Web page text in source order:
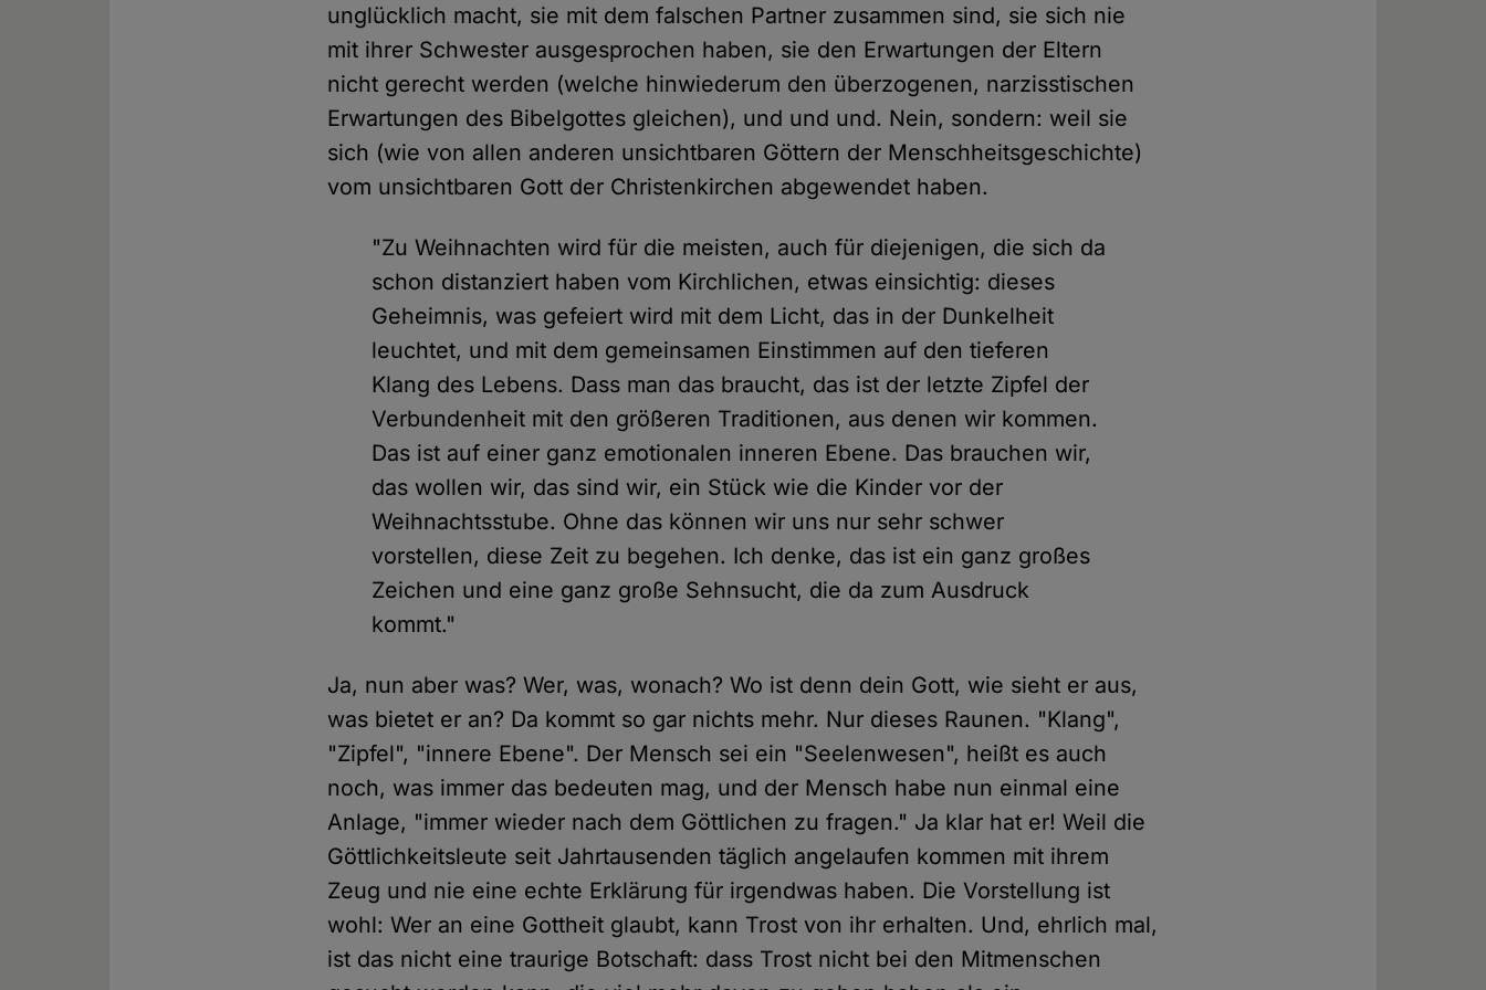
unglücklich macht, sie mit dem falschen Partner zusammen sind, sie sich nie
mit ihrer Schwester ausgesprochen haben, sie den Erwartungen der Eltern
nicht gerecht werden (welche hinwiederum den überzogenen, narzisstischen
Erwartungen des Bibelgottes gleichen), und und und. Nein, sondern: weil sie
sich (wie von allen anderen unsichtbaren Göttern der Menschheitsgeschichte)
vom unsichtbaren Gott der Christenkirchen abgewendet haben.
"Zu Weihnachten wird für die meisten, auch für diejenigen, die sich da
schon distanziert haben vom Kirchlichen, etwas einsichtig: dieses
Geheimnis, was gefeiert wird mit dem Licht, das in der Dunkelheit
leuchtet, und mit dem gemeinsamen Einstimmen auf den tieferen
Klang des Lebens. Dass man das braucht, das ist der letzte Zipfel der
Verbundenheit mit den größeren Traditionen, aus denen wir kommen.
Das ist auf einer ganz emotionalen inneren Ebene. Das brauchen wir,
das wollen wir, das sind wir, ein Stück wie die Kinder vor der
Weihnachtsstube. Ohne das können wir uns nur sehr schwer
vorstellen, diese Zeit zu begehen. Ich denke, das ist ein ganz großes
Zeichen und eine ganz große Sehnsucht, die da zum Ausdruck
kommt."
Ja, nun aber was? Wer, was, wonach? Wo ist denn dein Gott, wie sieht er aus,
was bietet er an? Da kommt so gar nichts mehr. Nur dieses Raunen. "Klang",
"Zipfel", "innere Ebene". Der Mensch sei ein "Seelenwesen", heißt es auch
noch, was immer das bedeuten mag, und der Mensch habe nun einmal eine
Anlage, "immer wieder nach dem Göttlichen zu fragen." Ja klar hat er! Weil die
Göttlichkeitsleute seit Jahrtausenden täglich angelaufen kommen mit ihrem
Zeug und nie eine echte Erklärung für irgendwas haben. Die Vorstellung ist
wohl: Wer an eine Gottheit glaubt, kann Trost von ihr erhalten. Und, ehrlich mal,
ist das nicht eine traurige Botschaft: dass Trost nicht bei den Mitmenschen